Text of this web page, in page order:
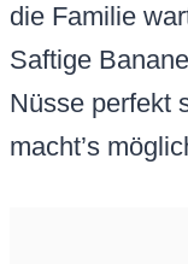
die Familie
Saftige
Nüsse perfekt
macht’s